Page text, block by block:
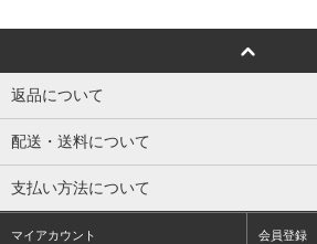
返品について
配送・送料について
支払い方法について
マイアカウント 会員登録